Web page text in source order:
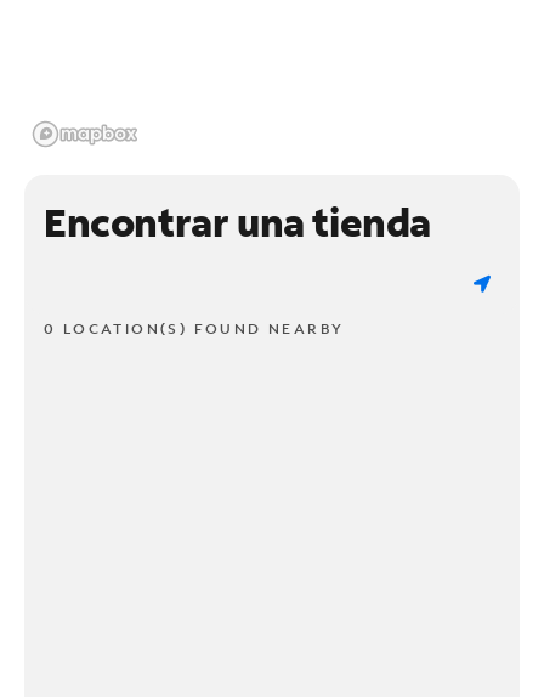
Encontrar una tienda
0 LOCATION(S) FOUND NEARBY